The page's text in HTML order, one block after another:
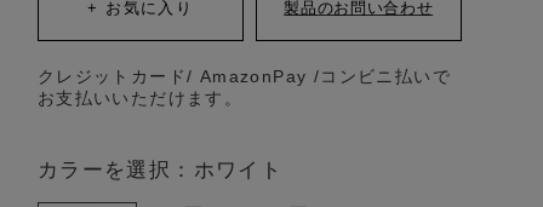
カラーを選択：ホワイト
クレジットカード/ AmazonPay /コンビニ払いで
お支払いいただけます。